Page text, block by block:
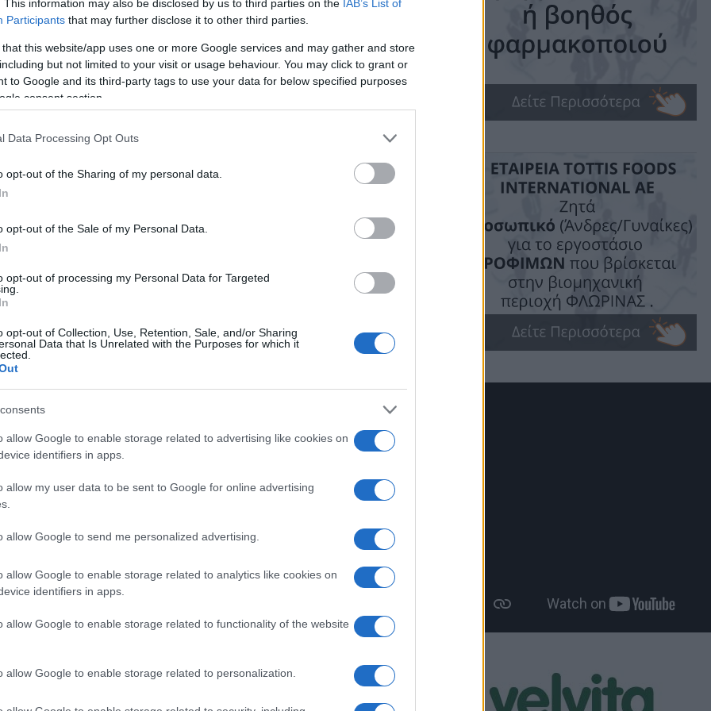
This information may also be disclosed by us to third parties on the IAB’s List of
Participants that may further disclose it to other third parties.
that this website/app uses one or more Google services and may gather and store
but not limited to your visit or usage behaviour. You may click to grant or
to Google and its third-party tags to use your data for below specified purposes
consent section.
Data Processing Opt Outs
opt-out of the Sharing of my personal data.
opt-out of the Sale of my Personal Data.
opt-out of processing my Personal Data for Targeted
opt-out of Collection, Use, Retention, Sale, and/or Sharing
Data that Is Unrelated with the Purposes for which it
allow Google to enable storage related to advertising like cookies on
identifiers in apps.
allow my user data to be sent to Google for online advertising
allow Google to send me personalized advertising.
allow Google to enable storage related to analytics like cookies on
identifiers in apps.
allow Google to enable storage related to functionality of the website
allow Google to enable storage related to personalization.
δομές Υγείας στη
Σε διαβούλευση η πρόταση της
και μάθετε πρώτοι όλες τις ειδήσεις!
της Περιφέρειας Δυτικής
για την αναδιοργάνωση και ενίσχυση
και δομών Υγείας προς όφελος
στο πλαίσιο του συνολικού
έδωσε στη δημοσιότητα η
αρχή, ξεκινώντας με αυτόν τον
επί του σχεδίου το οποίο
βάση της μελέτης για την
της κάλυψης των αναγκών υγείας του
της περιοχής, αλλά και της μελέτης